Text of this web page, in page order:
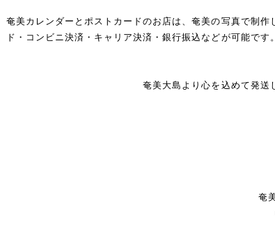
奄美カレンダーとポストカードのお店は、奄美の写真で制
ド・コンビニ決済・キャリア決済・銀行振込などが可能で
奄美大島より心を込めて発送
奄